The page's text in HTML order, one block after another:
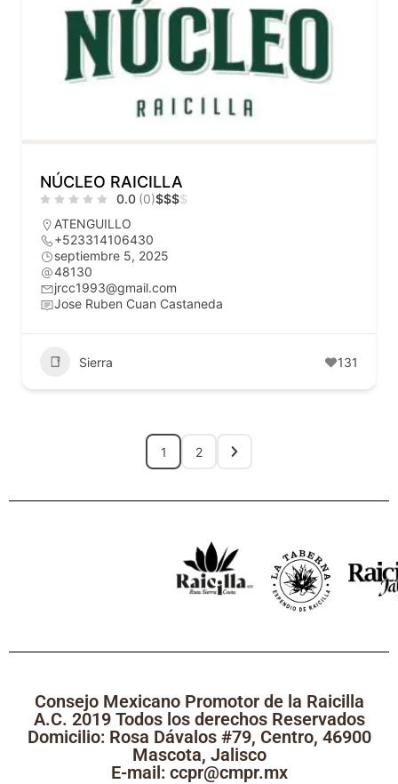
NÚCLEO RAICILLA
0.0 (0)$$$$
ATENGUILLO
+523314106430
septiembre 5, 2025
48130
jrcc1993@gmail.com
Jose Ruben Cuan Castaneda
Sierra 131
1 2
Consejo Mexicano Promotor de la Raicilla
A.C. 2019 Todos los derechos Reservados
Domicilio: Rosa Dávalos #79, Centro, 46900
Mascota, Jalisco
E-mail: ccpr@cmpr.mx